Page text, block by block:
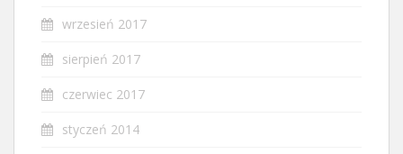
wrzesień 2017
sierpień 2017
czerwiec 2017
styczeń 2014